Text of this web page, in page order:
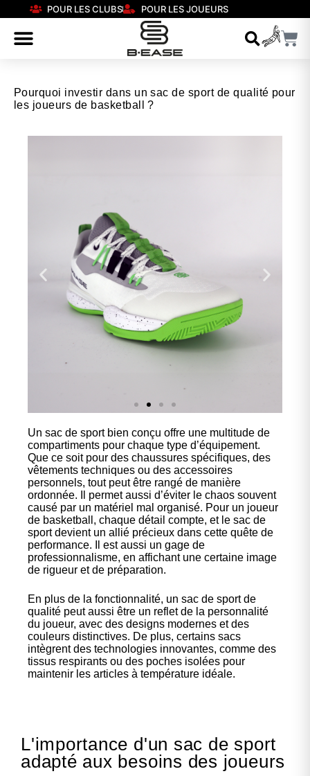
POUR LES CLUBS POUR LES JOUEURS
Pourquoi investir dans un sac de sport de qualité pour
les joueurs de basketball ?
Nos
chaussures
Confort et performance à
prix accessible.
Cliquez ici
Un sac de sport bien conçu offre une multitude de
compartiments pour chaque type d’équipement.
Que ce soit pour des chaussures spécifiques, des
vêtements techniques ou des accessoires
personnels, tout peut être rangé de manière
ordonnée. Il permet aussi d’éviter le chaos souvent
causé par un matériel mal organisé. Pour un joueur
de basketball, chaque détail compte, et le sac de
sport devient un allié précieux dans cette quête de
performance. Il est aussi un gage de
professionnalisme, en affichant une certaine image
de rigueur et de préparation.
En plus de la fonctionnalité, un sac de sport de
qualité peut aussi être un reflet de la personnalité
du joueur, avec des designs modernes et des
couleurs distinctives. De plus, certains sacs
intègrent des technologies innovantes, comme des
tissus respirants ou des poches isolées pour
maintenir les articles à température idéale.
L'importance d'un sac de sport
adapté aux besoins des joueurs